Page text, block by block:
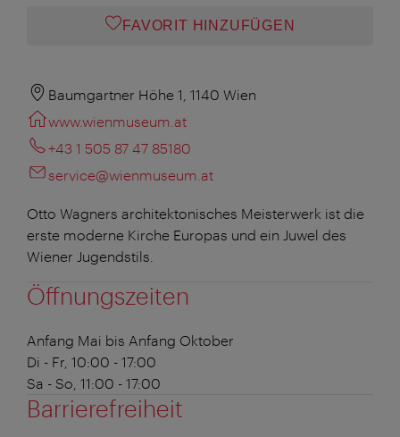
FAVORIT HINZUFÜGEN
Baumgartner Höhe 1, 1140 Wien
www.wienmuseum.at
+43 1 505 87 47 85180
service@wienmuseum.at
Otto Wagners architektonisches Meisterwerk ist die
erste moderne Kirche Europas und ein Juwel des
Wiener Jugendstils.
Öffnungszeiten
Anfang Mai bis Anfang Oktober
Di - Fr, 10:00 - 17:00
Sa - So, 11:00 - 17:00
Barrierefreiheit